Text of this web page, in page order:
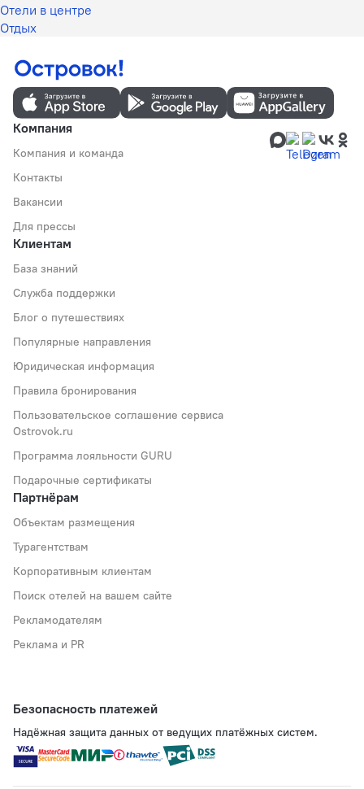
Отели в центре
Отдых
Компания
Компания и команда
Контакты
Вакансии
Для прессы
Клиентам
База знаний
Служба поддержки
Блог о путешествиях
Популярные направления
Юридическая информация
Правила бронирования
Пользовательское соглашение сервиса
Ostrovok.ru
Программа лояльности GURU
Подарочные сертификаты
Партнёрам
Объектам размещения
Турагентствам
Корпоративным клиентам
Поиск отелей на вашем сайте
Рекламодателям
Реклама и PR
Безопасность платежей
Надёжная защита данных от ведущих платёжных систем.